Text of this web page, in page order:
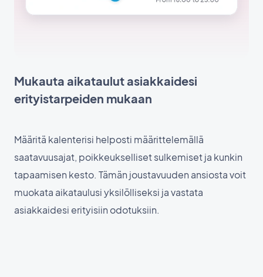
Mukauta aikataulut asiakkaidesi
erityistarpeiden mukaan
Määritä kalenterisi helposti määrittelemällä
saatavuusajat, poikkeukselliset sulkemiset ja kunkin
tapaamisen kesto. Tämän joustavuuden ansiosta voit
muokata aikataulusi yksilölliseksi ja vastata
asiakkaidesi erityisiin odotuksiin.